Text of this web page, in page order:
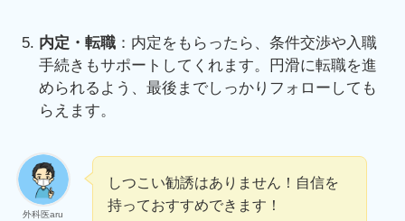
内定・転職 ：内定をもらったら、条件交渉や入職
手続きもサポートしてくれます。円滑に転職を進
められるよう、最後までしっかりフォローしても
らえます。
外科医aru
しつこい勧誘はありません！自信を
持っておすすめできます！